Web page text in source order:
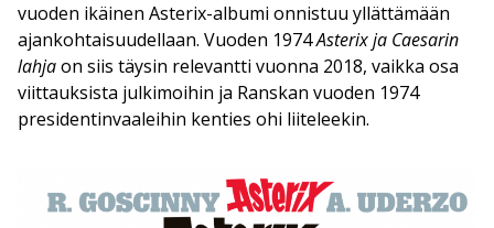
vuoden ikäinen Asterix-albumi onnistuu yllättämään
ajankohtaisuudellaan. Vuoden 1974Asterix ja Caesarin
lahjaon siis täysin relevantti vuonna 2018, vaikka osa
viittauksista julkimoihin ja Ranskan vuoden 1974
presidentinvaaleihin kenties ohi liiteleekin.